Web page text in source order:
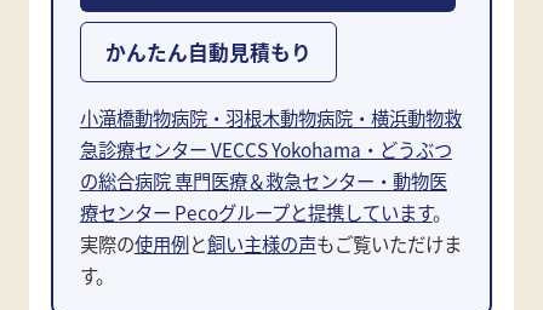
かんたん自動見積もり
小滝橋動物病院・羽根木動物病院・横浜動物救
急診療センター VECCS Yokohama・どうぶつ
の総合病院 専門医療＆救急センター・動物医
療センター Pecoグループと提携しています。
実際の使用例と飼い主様の声もご覧いただけま
す。